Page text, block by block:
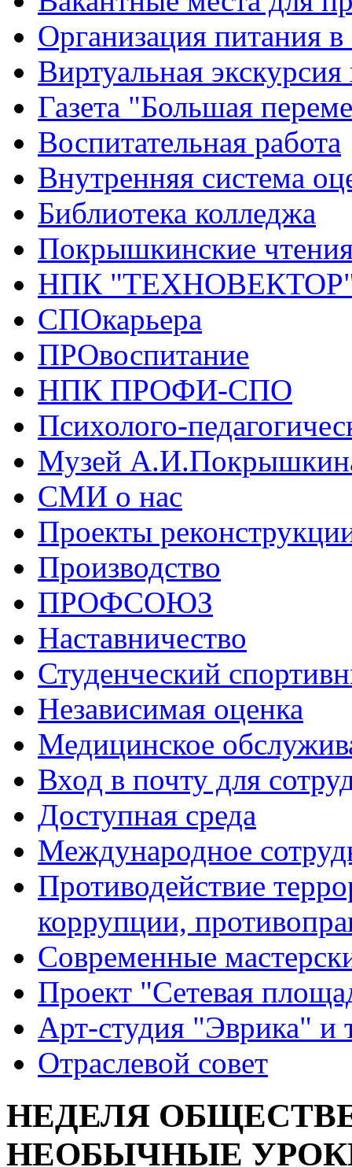
Организация питания в
Виртуальная
Газета "Большая
Воспитательная работа
Внутренняя система
Библиотека колледжа
Покрышкинские
НПК
СПОкарьера
ПРОвоспитание
НПК ПРОФИ-СПО
Психолого-
Музей
СМИ о нас
Проекты
Производство
ПРОФСОЮЗ
Наставничество
Студенческий
Независимая оценка
Медицинское
Вход в почту для
Доступная среда
Международное
Противодействие
коррупции,
Современные
Проект "Сетевая
Арт-студия "Эврика" и
Отраслевой совет
НЕДЕЛЯ
НЕОБЫЧНЫЕ